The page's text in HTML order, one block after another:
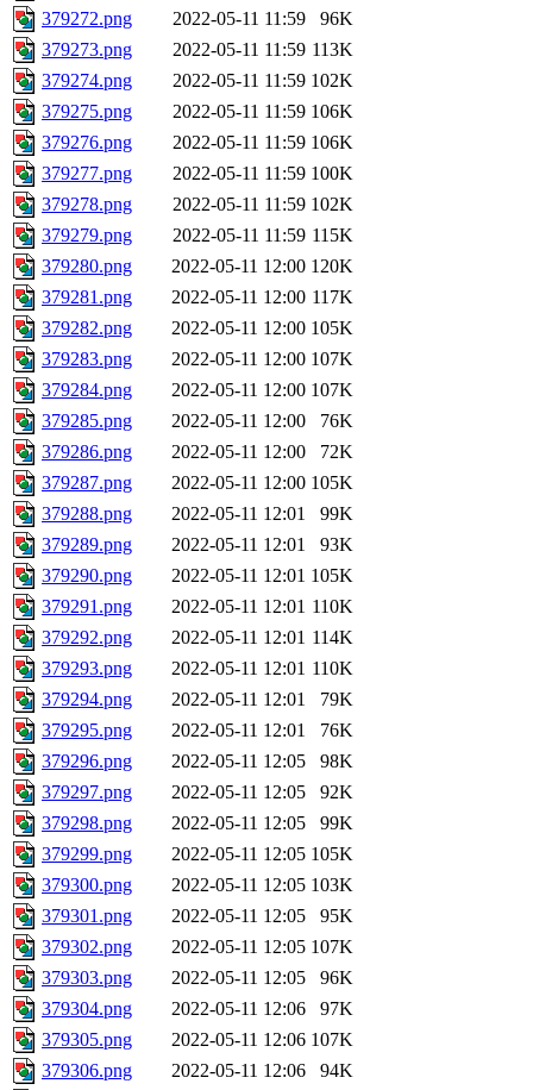
379272.png
2022-05-11 11:59
96K
379273.png
2022-05-11 11:59 113K
379274.png
2022-05-11 11:59 102K
379275.png
2022-05-11 11:59 106K
379276.png
2022-05-11 11:59 106K
379277.png
2022-05-11 11:59 100K
379278.png
2022-05-11 11:59 102K
379279.png
2022-05-11 11:59 115K
379280.png
2022-05-11 12:00 120K
379281.png
2022-05-11 12:00 117K
379282.png
2022-05-11 12:00 105K
379283.png
2022-05-11 12:00 107K
379284.png
2022-05-11 12:00 107K
379285.png
2022-05-11 12:00
76K
379286.png
2022-05-11 12:00
72K
379287.png
2022-05-11 12:00 105K
379288.png
2022-05-11 12:01
99K
379289.png
2022-05-11 12:01
93K
379290.png
2022-05-11 12:01 105K
379291.png
2022-05-11 12:01 110K
379292.png
2022-05-11 12:01 114K
379293.png
2022-05-11 12:01 110K
379294.png
2022-05-11 12:01
79K
379295.png
2022-05-11 12:01
76K
379296.png
2022-05-11 12:05
98K
379297.png
2022-05-11 12:05
92K
379298.png
2022-05-11 12:05
99K
379299.png
2022-05-11 12:05 105K
379300.png
2022-05-11 12:05 103K
379301.png
2022-05-11 12:05
95K
379302.png
2022-05-11 12:05 107K
379303.png
2022-05-11 12:05
96K
379304.png
2022-05-11 12:06
97K
379305.png
2022-05-11 12:06 107K
379306.png
2022-05-11 12:06
94K